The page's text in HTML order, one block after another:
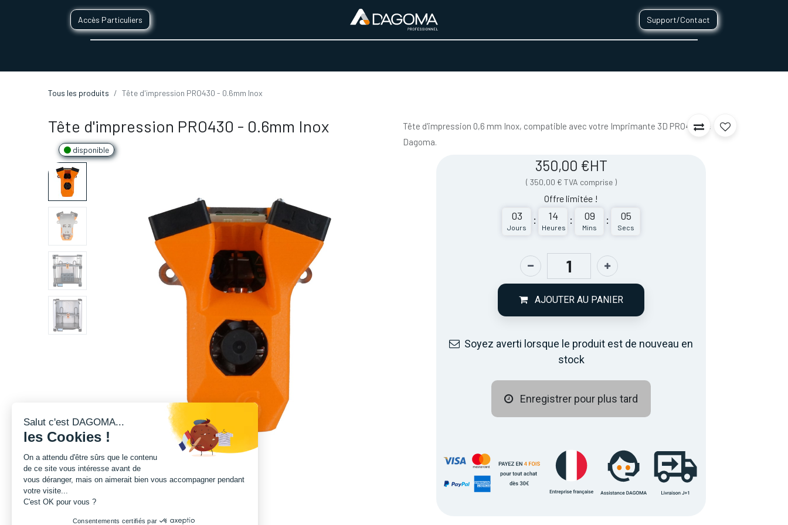
Accès Particuliers Support/Contact
Tous les produits Tête d'impression PRO430 - 0.6mm Inox
Tête d'impression PRO430 - 0.6mm Inox
disponible
Tête d'impression 0,6 mm Inox, compatible avec votre Imprimante 3D PRO430 de
Dagoma.
350,00 €HT
( 350,00 € TVA comprise )
Offre limitée !
03
Jours
: 14
Heures
: 09
Mins
: 05
Secs
AJOUTER AU PANIER
Soyez averti lorsque le produit est de nouveau en
stock
Enregistrer pour plus tard
Salut c'est DAGOMA...
les Cookies !
On a attendu d'être sûrs que le contenu
de ce site vous intéresse avant de
vous déranger, mais on aimerait bien vous accompagner pendant
votre visite...
C'est OK pour vous ?
Consentements certifiés par